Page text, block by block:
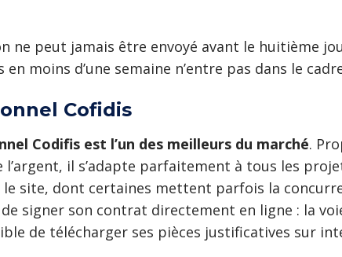
ne peut jamais être envoyé avant le huitième
moins d’une semaine n’entre pas dans le
Cofidis
Codifis est l’un des meilleurs du marché.
l’argent, il s’adapte parfaitement à tous les
le site, dont certaines mettent parfois la
signer son contrat directement en ligne : la
de télécharger ses pièces justificatives sur